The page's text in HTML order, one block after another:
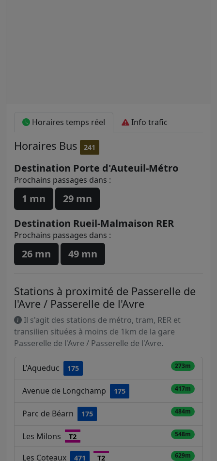
Horaires temps réel Info trafic
Horaires Bus 241
Destination Porte d'Auteuil-Métro
Prochains passages dans :
1 mn
29 mn
Destination Rueil-Malmaison RER
Prochains passages dans :
26 mn 49 mn
Stations à proximité de Passerelle de
l'Avre / Passerelle de l'Avre
Il s'agit des stations de métro, tram, RER et
transilien situées à moins de 1km de la gare
Passerelle de l'Avre / Passerelle de l'Avre.
L'Aqueduc 175 273m
Avenue de Longchamp 175 417m
Parc de Béarn 175 484m
Les Milons T2 548m
Les Coteaux 471 T2 629m